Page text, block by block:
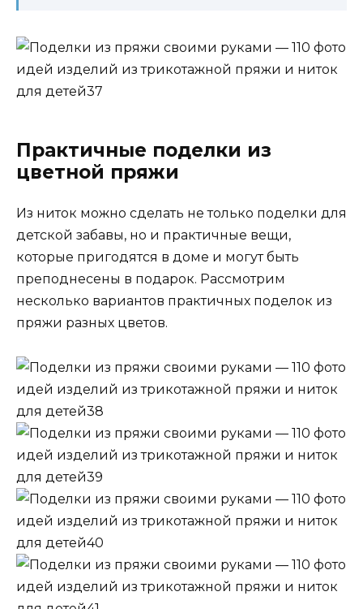
Практичные поделки из
цветной пряжи
Из ниток можно сделать не только поделки для
детской забавы, но и практичные вещи,
которые пригодятся в доме и могут быть
преподнесены в подарок. Рассмотрим
несколько вариантов практичных поделок из
пряжи разных цветов.